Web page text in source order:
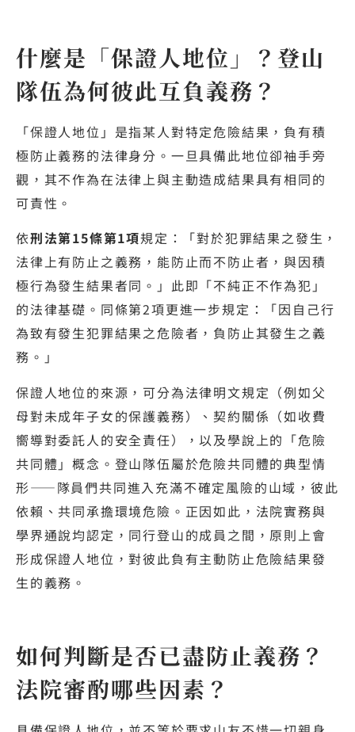
什麼是「保證人地位」？登山
隊伍為何彼此互負義務？
「保證人地位」是指某人對特定危險結果，負有積
極防止義務的法律身分。一旦具備此地位卻袖手旁
觀，其不作為在法律上與主動造成結果具有相同的
可責性。
依刑法第15條第1項規定：「對於犯罪結果之發生，
法律上有防止之義務，能防止而不防止者，與因積
極行為發生結果者同。」此即「不純正不作為犯」
的法律基礎。同條第2項更進一步規定：「因自己行
為致有發生犯罪結果之危險者，負防止其發生之義
務。」
保證人地位的來源，可分為法律明文規定（例如父
母對未成年子女的保護義務）、契約關係（如收費
嚮導對委託人的安全責任），以及學說上的「危險
共同體」概念。登山隊伍屬於危險共同體的典型情
形——隊員們共同進入充滿不確定風險的山域，彼此
依賴、共同承擔環境危險。正因如此，法院實務與
學界通說均認定，同行登山的成員之間，原則上會
形成保證人地位，對彼此負有主動防止危險結果發
生的義務。
如何判斷是否已盡防止義務？
法院審酌哪些因素？